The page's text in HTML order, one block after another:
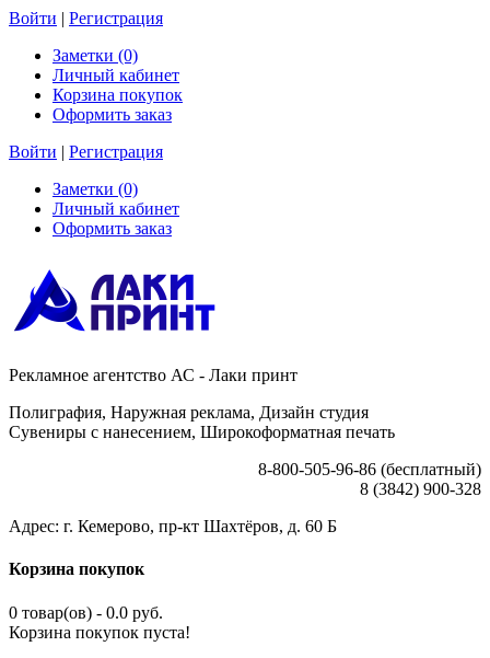
Войти | Регистрация
Заметки (0)
Личный кабинет
Корзина покупок
Оформить заказ
Войти | Регистрация
Заметки (0)
Личный кабинет
Оформить заказ
Рекламное агентство АС - Лаки принт
Полиграфия, Наружная реклама, Дизайн студия
Сувениры с нанесением, Широкоформатная печать
8-800-505-96-86 (бесплатный)
8 (3842) 900-328
Адрес: г. Кемерово, пр-кт Шахтёров, д. 60 Б
Корзина покупок
0 товар(ов) - 0.0 руб.
Корзина покупок пуста!